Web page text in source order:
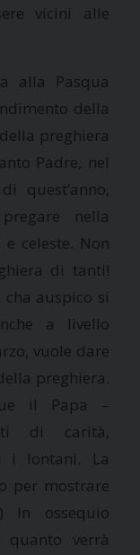
vicini alle
alla Pasqua
della
preghiera
Padre, nel
quest’anno,
nella
celeste. Non
di tanti!
cha auspico si
a livello
vuole dare
preghiera.
il Papa –
di carità,
i lontani. La
per mostrare
In ossequio
quanto verrà